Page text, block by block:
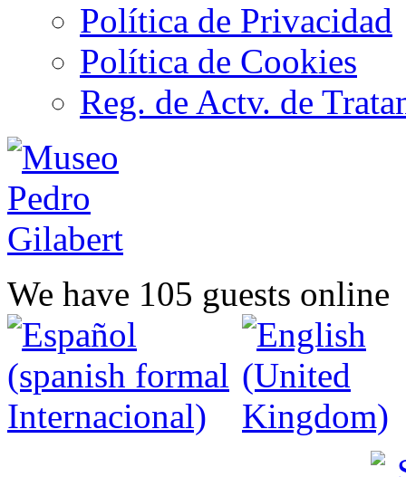
Política de Privacidad
Política de Cookies
Reg. de Actv. de
We have 105 guests online